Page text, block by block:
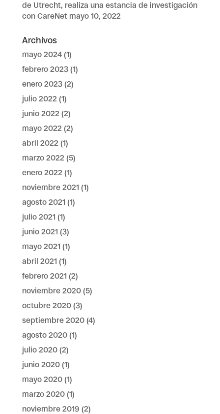
de Utrecht, realiza una estancia de investigación
con CareNet mayo 10, 2022
Archivos
mayo 2024(1)
febrero 2023(1)
enero 2023(2)
julio 2022(1)
junio 2022(2)
mayo 2022(2)
abril 2022(1)
marzo 2022(5)
enero 2022(1)
noviembre 2021 (1)
agosto 2021 (1)
julio 2021 (1)
junio 2021 (3)
mayo 2021 (1)
abril 2021 (1)
febrero 2021 (2)
noviembre 2020(5)
octubre 2020(3)
septiembre 2020(4)
agosto 2020(1)
julio 2020(2)
junio 2020(1)
mayo 2020(1)
marzo 2020(1)
noviembre 2019 (2)